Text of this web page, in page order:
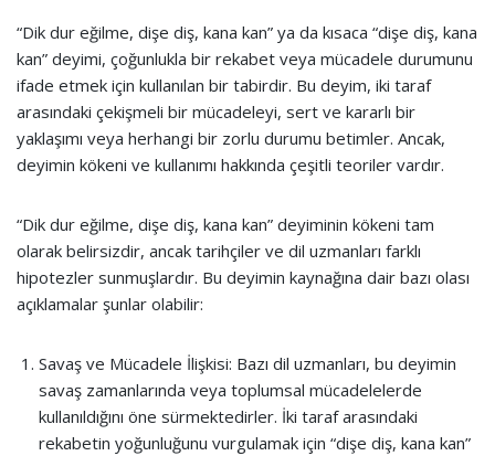
“Dik dur eğilme, dişe diş, kana kan” ya da kısaca “dişe diş, kana
kan” deyimi, çoğunlukla bir rekabet veya mücadele durumunu
ifade etmek için kullanılan bir tabirdir. Bu deyim, iki taraf
arasındaki çekişmeli bir mücadeleyi, sert ve kararlı bir
yaklaşımı veya herhangi bir zorlu durumu betimler. Ancak,
deyimin kökeni ve kullanımı hakkında çeşitli teoriler vardır.
“Dik dur eğilme, dişe diş, kana kan” deyiminin kökeni tam
olarak belirsizdir, ancak tarihçiler ve dil uzmanları farklı
hipotezler sunmuşlardır. Bu deyimin kaynağına dair bazı olası
açıklamalar şunlar olabilir:
Savaş ve Mücadele İlişkisi: Bazı dil uzmanları, bu deyimin
savaş zamanlarında veya toplumsal mücadelelerde
kullanıldığını öne sürmektedirler. İki taraf arasındaki
rekabetin yoğunluğunu vurgulamak için “dişe diş, kana kan”